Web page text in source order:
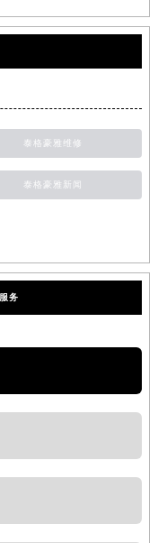
泰格豪雅维修
泰格豪雅新闻
务